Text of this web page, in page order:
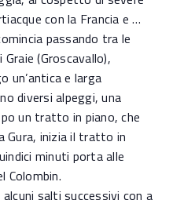
con la Francia e …
passando tra le
(Groscavallo),
un’antica e larga
diversi alpeggi, una
un tratto in piano, che
Gura, inizia il tratto in
minuti porta alle
Colombin.
salti successivi con a